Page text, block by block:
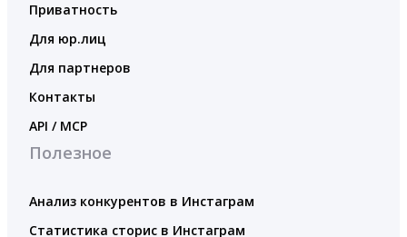
Приватность
Для юр.лиц
Для партнеров
Контакты
API / MCP
Полезное
Анализ конкурентов в Инстаграм
Статистика сторис в Инстаграм